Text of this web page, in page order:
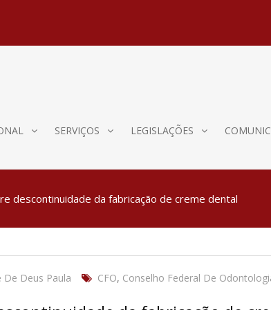
SERVIÇOS LEGISLAÇÕES
descontinuidade da fabricação de creme dental
De Deus Paula CFO, Conselho Federal De